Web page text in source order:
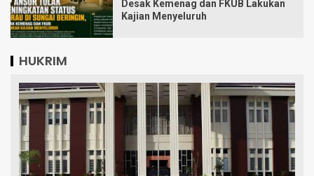
Desak Kemenag dan FKUB Lakukan
Kajian Menyeluruh
HUKRIM